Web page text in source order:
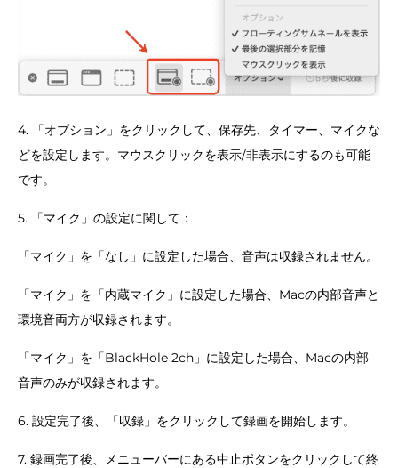
4. 「オプション」をクリックして、保存先、タイマー、マイクな
どを設定します。マウスクリックを表示/非表示にするのも可能
です。
5. 「マイク」の設定に関して：
「マイク」を「なし」に設定した場合、音声は収録されません。
「マイク」を「内蔵マイク」に設定した場合、Macの内部音声と
環境音両方が収録されます。
「マイク」を「BlackHole 2ch」に設定した場合、Macの内部
音声のみが収録されます。
6. 設定完了後、「収録」をクリックして録画を開始します。
7. 録画完了後、メニューバーにある中止ボタンをクリックして終